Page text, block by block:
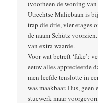
(voorheen de woning van
Utrechtse Maliebaan is
trap die drie, vier etages
de naam Schütz
van extra waarde.
Voor wat betreft ‘fake’:
eeuw alles apprecieerde
men leefde tenslotte in
was maakbaar. Dus, geen
stucwerk maar